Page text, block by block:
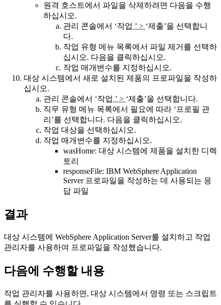
원격 호스트에서 파일을 삭제하려면 다음을 수행
하십시오.
관리 콘솔에서 ‘작업 ’ > ‘제출’을 선택합니
다.
작업 유형 메뉴 목록에서 파일 제거 를 선택하
십시오. 다음을 클릭하십시오.
작업 매개변수를 지정하십시오.
대상 시스템에서 새로 설치된 제품의 프로파일을 작성하
십시오.
관리 콘솔에서 ‘작업 ’ > ‘제출’을 선택합니다.
직무 유형 메뉴 목록에서 필요에 따라 ‘프로필 관
리’를 선택합니다. 다음을 클릭하십시오.
작업 대상을 선택하십시오.
작업 매개변수를 지정하십시오.
wasHome: 대상 시스템에 제품을 설치한 디렉
토리
responseFile: IBM WebSphere Application
Server 프로파일을 작성하는 데 사용되는 응
답 파일
결과
대상 시스템에 WebSphere Application Server를 설치하고 작업
관리자를 사용하여 프로파일을 작성했습니다.
다음에 수행할 내용
작업 관리자를 사용하면, 대상 시스템에서 명령 또는 스크립트